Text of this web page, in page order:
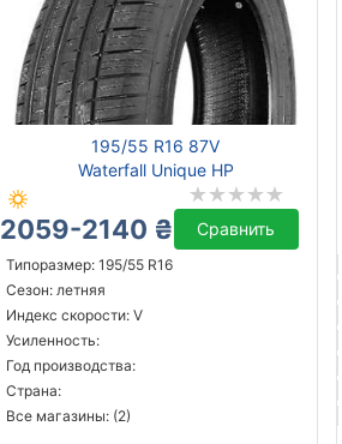
195/55 R16 87V
Waterfall Unique HP
2059-2140 ₴ Сравнить
Типоразмер: 195/55 R16
Сезон: летняя
Индекс скорости: V
Усиленность:
Год производства:
Страна:
Все магазины: (2)